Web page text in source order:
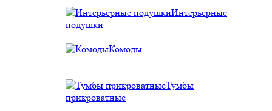
Интерьерные
подушки
Комоды
Тумбы
прикроватные